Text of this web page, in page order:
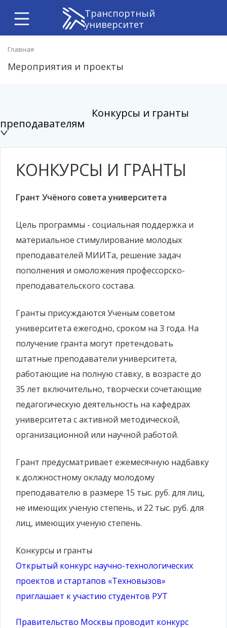
Транспортный
университет
Главная
Мероприятия и проекты
КОНКУРСЫ И ГРАНТЫ
Грант Учёного совета университета
Цель программы - социальная поддержка и
материальное стимулирование молодых
преподавателей МИИТа, решение задач
пополнения и омоложения профессорско-
преподавательского состава.
Гранты присуждаются Ученым советом
университета ежегодно, сроком на 3 года. На
получение гранта могут претендовать
штатные преподаватели университета,
работающие на полную ставку, в возрасте до
35 лет включительно, творчески сочетающие
педагогическую деятельность на кафедрах
университета с активной методической,
организационной или научной работой.
Грант предусматривает ежемесячную надбавку
к должностному окладу молодому
преподавателю в размере 15 тыс. руб. для лиц,
не имеющих ученую степень, и 22 тыс. руб. для
лиц, имеющих ученую степень.
Конкурсы и гранты
Открытый конкурс научно-технологических
проектов и стартапов «Техновызов»
приглашает к участию студентов РУТ
Правительство Москвы проводит конкурс
Конкурсы и гранты
преподавателям